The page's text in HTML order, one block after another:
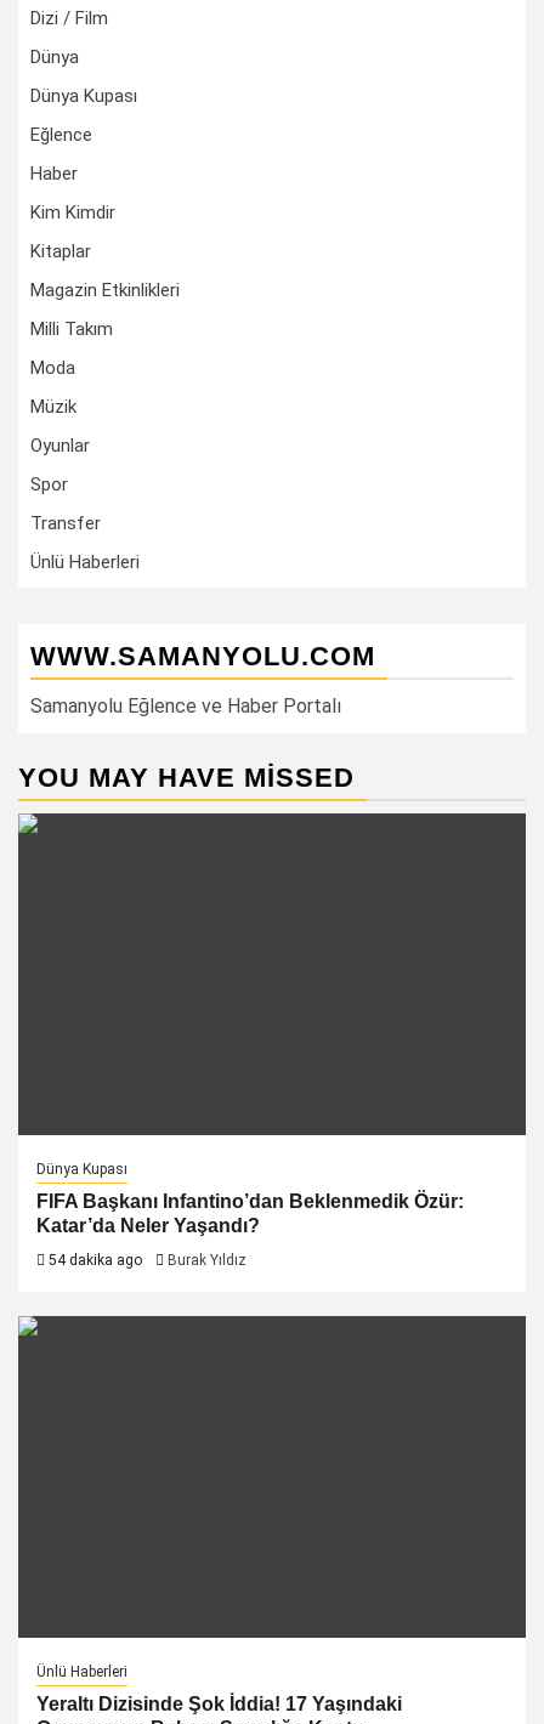
Dizi / Film
Dünya
Dünya Kupası
Eğlence
Haber
Kim Kimdir
Kitaplar
Magazin Etkinlikleri
Milli Takım
Moda
Müzik
Oyunlar
Spor
Transfer
Ünlü Haberleri
WWW.SAMANYOLU.COM
Samanyolu Eğlence ve Haber Portalı
YOU MAY HAVE MISSED
Dünya Kupası
FIFA Başkanı Infantino’dan Beklenmedik Özür:
Katar’da Neler Yaşandı?
54 dakika ago Burak Yıldız
Ünlü Haberleri
Yeraltı Dizisinde Şok İddia! 17 Yaşındaki